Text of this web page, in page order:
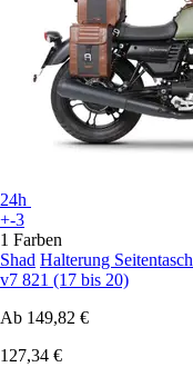
24h
+-3
1 Farben
Shad Halterung
v7 821 (17 bis 20)
Ab 149,82 €
127,34 €